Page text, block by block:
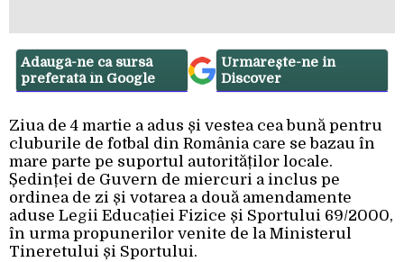
Adaugă-ne ca sursă
preferată în Google
Urmărește-ne in
Discover
Ziua de 4 martie a adus și vestea cea bună pentru
cluburile de fotbal din România care se bazau în
mare parte pe suportul autorităților locale.
Ședinței de Guvern de miercuri a inclus pe
ordinea de zi și votarea a două amendamente
aduse Legii Educației Fizice și Sportului 69/2000,
în urma propunerilor venite de la Ministerul
Tineretului și Sportului.